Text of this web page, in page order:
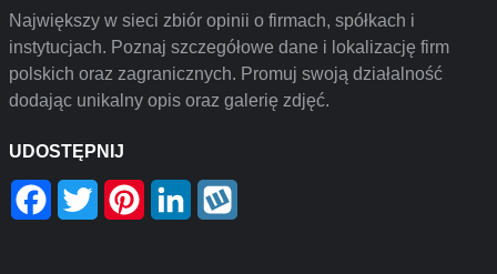
Największy w sieci zbiór opinii o firmach, spółkach i
instytucjach. Poznaj szczegółowe dane i lokalizację firm
polskich oraz zagranicznych. Promuj swoją działalność
dodając unikalny opis oraz galerię zdjęć.
UDOSTĘPNIJ
Facebook
Twitter PinterestLinkedIn